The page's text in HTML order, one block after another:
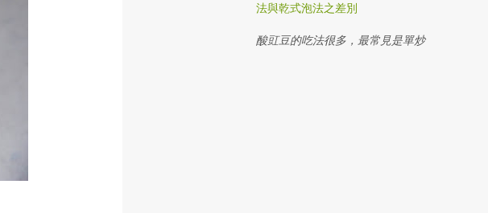
法與乾式泡法之差別
酸豇豆的吃法很多，最常見是單炒